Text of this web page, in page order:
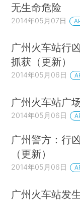
无生命危险
2014年05月07日
广州火车站行
抓获（更新）
2014年05月06日
广州火车站广
2014年05月06日
广州警方：行
（更新）
2014年05月06日
广州火车站发